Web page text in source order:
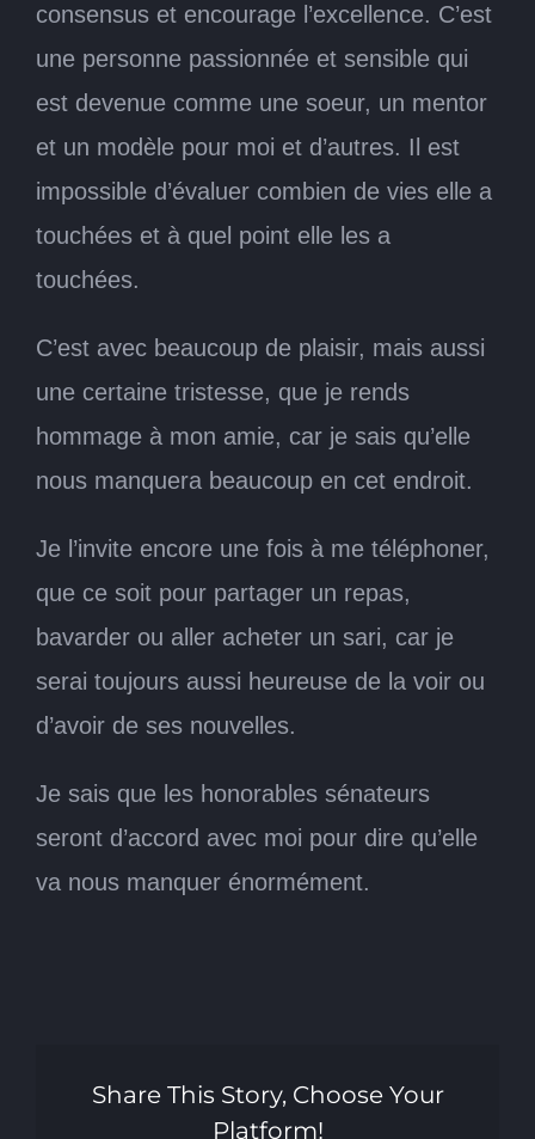
consensus et encourage l’excellence. C’est
une personne passionnée et sensible qui
est devenue comme une soeur, un mentor
et un modèle pour moi et d’autres. Il est
impossible d’évaluer combien de vies elle a
touchées et à quel point elle les a
touchées.
C’est avec beaucoup de plaisir, mais aussi
une certaine tristesse, que je rends
hommage à mon amie, car je sais qu’elle
nous manquera beaucoup en cet endroit.
Je l’invite encore une fois à me téléphoner,
que ce soit pour partager un repas,
bavarder ou aller acheter un sari, car je
serai toujours aussi heureuse de la voir ou
d’avoir de ses nouvelles.
Je sais que les honorables sénateurs
seront d’accord avec moi pour dire qu’elle
va nous manquer énormément.
Share This Story, Choose Your
Platform!